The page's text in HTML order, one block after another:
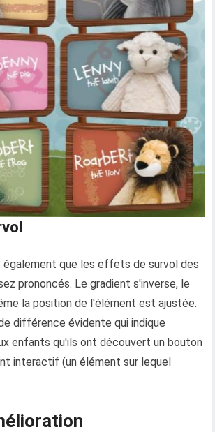
également que les effets de survol des
prononcés. Le gradient s'inverse, le
la position de l'élément est ajustée.
différence évidente qui indique
enfants qu'ils ont découvert un bouton
interactif (un élément sur lequel